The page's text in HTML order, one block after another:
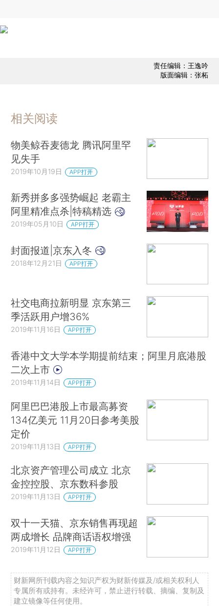
责任编辑：王逸吟
版面编辑：张柘
相关阅读
物美鲸吞麦德龙 腾讯阿里罕
见失手
2019年10月19日 APP打开
新秀拼多多强势崛起 老霸主
阿里精准点杀|特稿精选
2019年05月10日 APP打开
封面报道|京东入冬
2018年12月21日 APP打开
社交电商拉新明显 京东第三
季活跃用户增36%
2019年11月16日 APP打开
香港中文大学本学期提前结束；阿里月底港股
二次上市
2019年11月14日 APP打开
阿里巴巴港股上市最高募资
134亿美元 11月20日参考美股
定价
2019年11月13日 APP打开
北京资产管理公司成立 北京
金控控股、京东数科参股
2019年11月13日 APP打开
双十一天猫、京东销售再现超
两成增长 品牌商话语权增强
2019年11月12日 APP打开
财新网所刊载内容之知识产权为财新传媒及/或相关权利人
专属所有或持有。未经许可，禁止进行转载、摘编、复制及
建立镜像等任何使用。